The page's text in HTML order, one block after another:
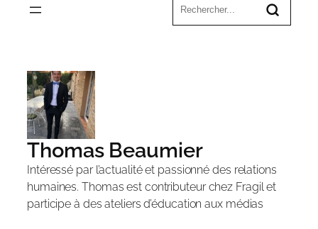
Thomas Beaumier
Intéressé par l’actualité et passionné des relations
humaines. Thomas est contributeur chez Fragil et
participe à des ateliers d’éducation aux médias